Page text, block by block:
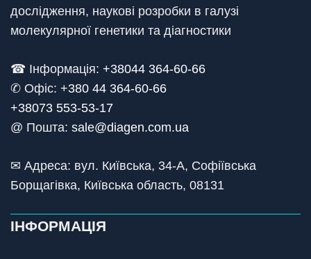
дослідження, наукові розробки в галузі
молекулярної генетики та діагностики
☎ Інформація: +38044 364-60-66
✆ Офіс: +380 44 364-60-66
+38073 553-53-17
@ Пошта: sale@diagen.com.ua
✉ Адреса: вул. Київська, 34-А, Софіївська
Борщагівка, Київська область, 08131
ІНФОРМАЦІЯ